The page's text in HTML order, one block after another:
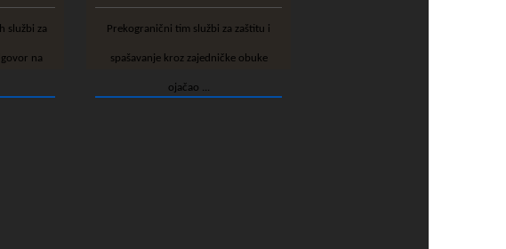
na
Prekogranični tim službi za zaštitu i
spašavanje kroz zajedničke obuke
ojačao ...